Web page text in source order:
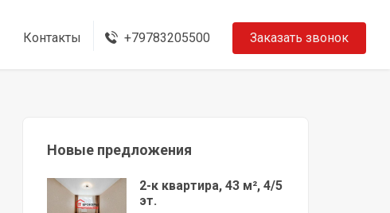
Контакты +79783205500 Заказать звонок
Новые предложения
2-к квартира, 43 м², 4/5
эт.